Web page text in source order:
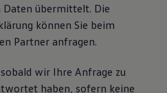
Daten übermittelt. Die
können Sie beim
Partner anfragen.
wir Ihre Anfrage zu
haben, sofern keine